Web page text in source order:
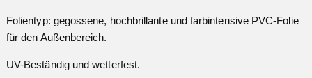
Folientyp: gegossene, hochbrillante und farbintensive PVC-Folie
für den Außenbereich.
UV-Beständig und wetterfest.